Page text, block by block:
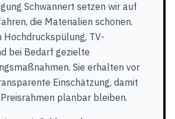
Schwannert setzen wir auf
die Materialien schonen.
Hochdruckspülung, TV-
bei Bedarf gezielte
Sie erhalten vor
Einschätzung, damit
planbar bleiben.